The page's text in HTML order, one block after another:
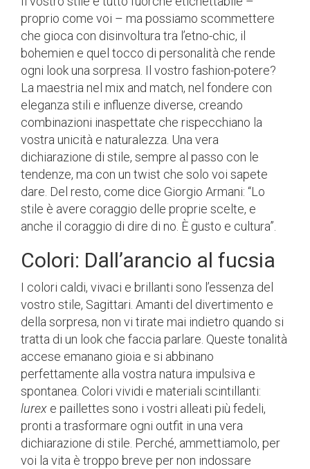
proprio come voi – ma possiamo scommettere
che gioca con disinvoltura tra l’etno-chic, il
bohemien e quel tocco di personalità che rende
ogni look una sorpresa. Il vostro fashion-potere?
La maestria nel mix and match, nel fondere con
eleganza stili e influenze diverse, creando
combinazioni inaspettate che rispecchiano la
vostra unicità e naturalezza. Una vera
dichiarazione di stile, sempre al passo con le
tendenze, ma con un twist che solo voi sapete
dare. Del resto, come dice Giorgio Armani: “Lo
stile è avere coraggio delle proprie scelte, e
anche il coraggio di dire di no. È gusto e cultura”.
Colori: Dall’arancio al fucsia
I colori caldi, vivaci e brillanti sono l’essenza del
vostro stile, Sagittari. Amanti del divertimento e
della sorpresa, non vi tirate mai indietro quando si
tratta di un look che faccia parlare. Queste tonalità
accese emanano gioia e si abbinano
perfettamente alla vostra natura impulsiva e
spontanea. Colori vividi e materiali scintillanti:
lurex e paillettes sono i vostri alleati più fedeli,
pronti a trasformare ogni outfit in una vera
dichiarazione di stile. Perché, ammettiamolo, per
voi la vita è troppo breve per non indossare